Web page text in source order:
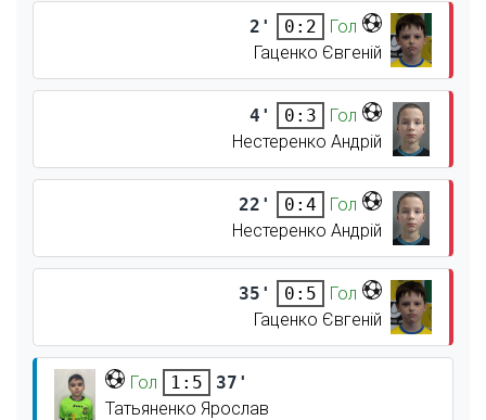
2' 0:2
Гол
Гаценко Євгеній
4' 0:3
Гол
Нестеренко Андрій
22' 0:4
Гол
Нестеренко Андрій
35' 0:5
Гол
Гаценко Євгеній
Гол 1:5
37'
Татьяненко Ярослав